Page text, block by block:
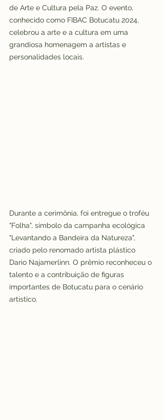
de Arte e Cultura pela Paz. O evento,
conhecido como FIBAC Botucatu 2024,
celebrou a arte e a cultura em uma
grandiosa homenagem a artistas e
personalidades locais.
Durante a cerimônia, foi entregue o troféu
"Folha", símbolo da campanha ecológica
"Levantando a Bandeira da Natureza",
criado pelo renomado artista plástico
Dario Najamerlinn. O prêmio reconheceu o
talento e a contribuição de figuras
importantes de Botucatu para o cenário
artístico.